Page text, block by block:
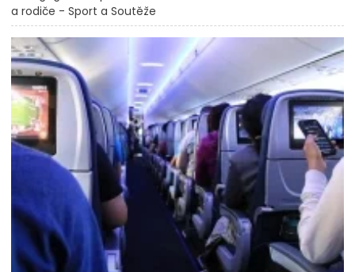
a rodiče - Sport a Soutěže